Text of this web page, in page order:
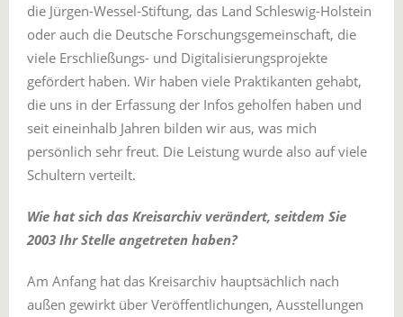
die Jürgen-Wessel-Stiftung, das Land Schleswig-Holstein
oder auch die Deutsche Forschungsgemeinschaft, die
viele Erschließungs- und Digitalisierungsprojekte
gefördert haben. Wir haben viele Praktikanten gehabt,
die uns in der Erfassung der Infos geholfen haben und
seit eineinhalb Jahren bilden wir aus, was mich
persönlich sehr freut. Die Leistung wurde also auf viele
Schultern verteilt.
Wie hat sich das Kreisarchiv verändert, seitdem Sie
2003 Ihr Stelle angetreten haben?
Am Anfang hat das Kreisarchiv hauptsächlich nach
außen gewirkt über Veröffentlichungen, Ausstellungen